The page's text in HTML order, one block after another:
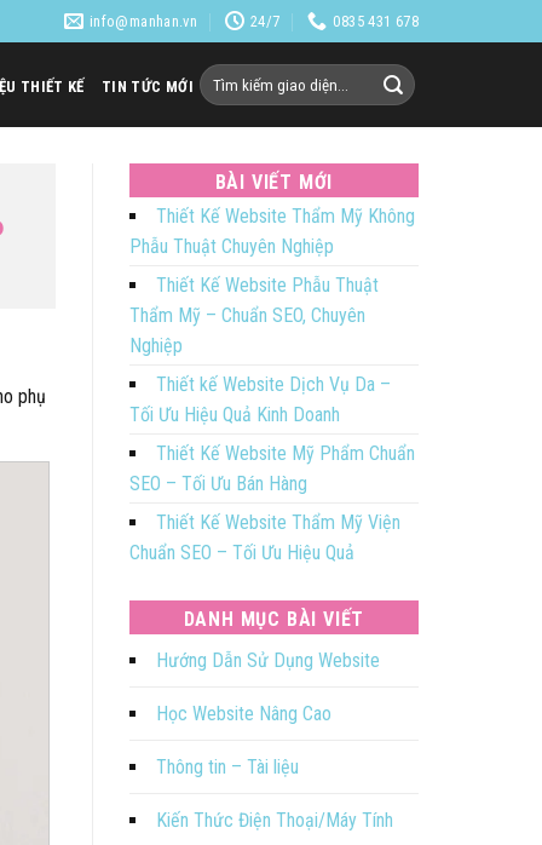
info@manhan.vn 24/7 0835 431 678
THIẾT KẾ TIN TỨC MỚI Tìm
phụ
BÀI VIẾT MỚI
Thiết Kế Website Thẩm Mỹ Không
Phẫu Thuật Chuyên Nghiệp
Thiết Kế Website Phẫu Thuật
Thẩm Mỹ – Chuẩn SEO, Chuyên
Nghiệp
Thiết kế Website Dịch Vụ Da –
Tối Ưu Hiệu Quả Kinh Doanh
Thiết Kế Website Mỹ Phẩm Chuẩn
SEO – Tối Ưu Bán Hàng
Thiết Kế Website Thẩm Mỹ Viện
Chuẩn SEO – Tối Ưu Hiệu Quả
DANH MỤC BÀI VIẾT
Hướng Dẫn Sử Dụng Website
Học Website Nâng Cao
Thông tin – Tài liệu
Kiến Thức Điện Thoại/Máy Tính